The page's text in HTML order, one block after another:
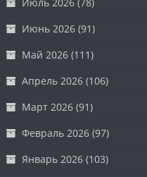
Июнь 2026 (91)
Май 2026 (111)
Апрель 2026 (106)
Март 2026 (91)
Февраль 2026 (97)
Январь 2026 (103)